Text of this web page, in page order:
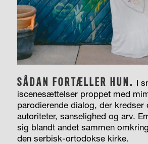
SÅDAN FORTÆLLER HUN. I
iscenesættelser proppet med
parodierende dialog, der kredser
autoriteter, sanselighed og arv.
sig blandt andet sammen
den serbisk-ortodokse kirke.